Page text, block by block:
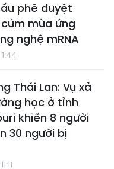
phê duyệt
mùa ứng
nghệ mRNA
Thái Lan: Vụ xả
học ở tỉnh
khiến 8 người
30 người bị